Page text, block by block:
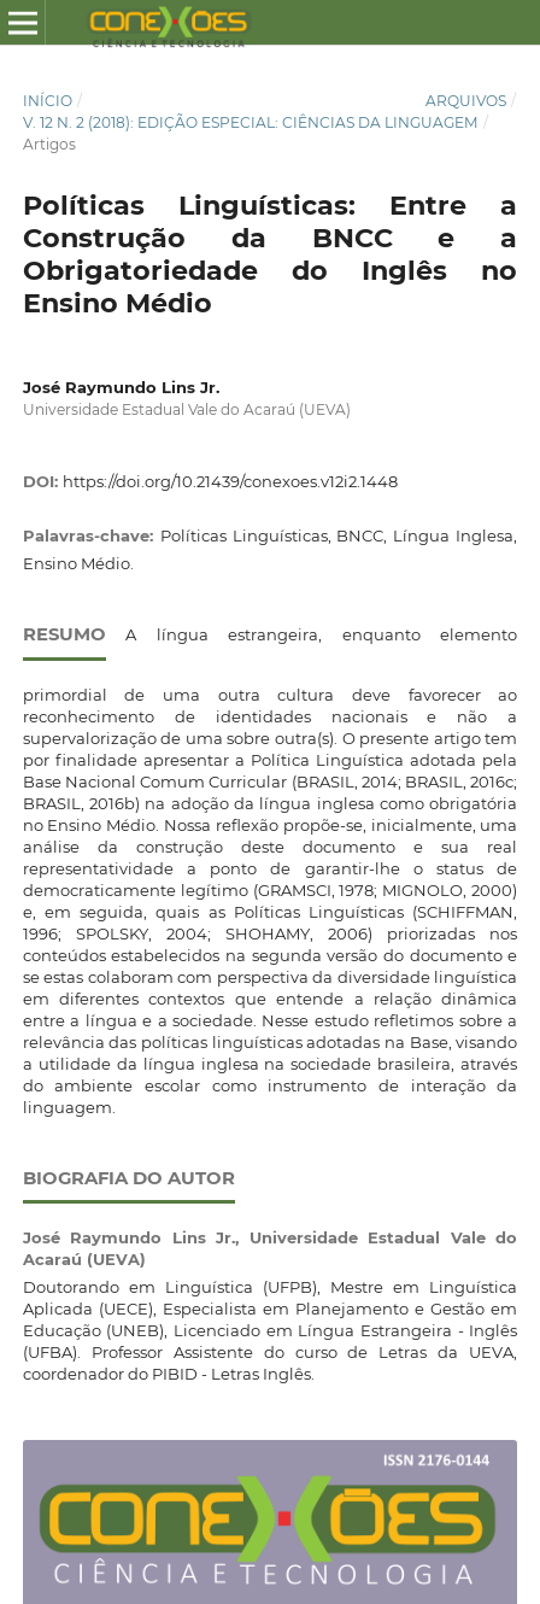
INÍCIO / ARQUIVOS /
V. 12 N. 2 (2018): EDIÇÃO ESPECIAL: CIÊNCIAS DA LINGUAGEM /
Artigos
Políticas Linguísticas: Entre a
Construção da BNCC e a
Obrigatoriedade do Inglês no
Ensino Médio
José Raymundo Lins Jr.
Universidade Estadual Vale do Acaraú (UEVA)
DOI: https://doi.org/10.21439/conexoes.v12i2.1448
Palavras-chave: Políticas Linguísticas, BNCC, Língua Inglesa,
Ensino Médio.
RESUMO A língua estrangeira, enquanto elemento
primordial de uma outra cultura deve favorecer ao
reconhecimento de identidades nacionais e não a
supervalorização de uma sobre outra(s). O presente artigo tem
por finalidade apresentar a Política Linguística adotada pela
Base Nacional Comum Curricular (BRASIL, 2014; BRASIL, 2016c;
BRASIL, 2016b) na adoção da língua inglesa como obrigatória
no Ensino Médio. Nossa reflexão propõe-se, inicialmente, uma
análise da construção deste documento e sua real
representatividade a ponto de garantir-lhe o status de
democraticamente legítimo (GRAMSCI, 1978; MIGNOLO, 2000)
e, em seguida, quais as Políticas Linguísticas (SCHIFFMAN,
1996; SPOLSKY, 2004; SHOHAMY, 2006) priorizadas nos
conteúdos estabelecidos na segunda versão do documento e
se estas colaboram com perspectiva da diversidade linguística
em diferentes contextos que entende a relação dinâmica
entre a língua e a sociedade. Nesse estudo refletimos sobre a
relevância das políticas linguísticas adotadas na Base, visando
a utilidade da língua inglesa na sociedade brasileira, através
do ambiente escolar como instrumento de interação da
linguagem.
BIOGRAFIA DO AUTOR
José Raymundo Lins Jr., Universidade Estadual Vale do
Acaraú (UEVA)
Doutorando em Linguística (UFPB), Mestre em Linguística
Aplicada (UECE), Especialista em Planejamento e Gestão em
Educação (UNEB), Licenciado em Língua Estrangeira - Inglês
(UFBA). Professor Assistente do curso de Letras da UEVA,
coordenador do PIBID - Letras Inglês.